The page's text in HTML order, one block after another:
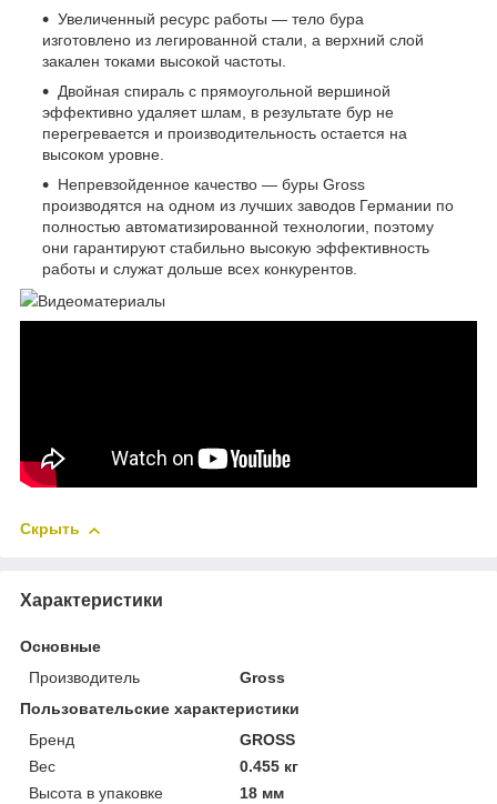
Увеличенный ресурс работы — тело бура
изготовлено из легированной стали, а верхний слой
закален токами высокой частоты.
Двойная спираль с прямоугольной вершиной
эффективно удаляет шлам, в результате бур не
перегревается и производительность остается на
высоком уровне.
Непревзойденное качество — буры Gross
производятся на одном из лучших заводов Германии по
полностью автоматизированной технологии, поэтому
они гарантируют стабильно высокую эффективность
работы и служат дольше всех конкурентов.
Видеоматериалы
Скрыть
Характеристики
Основные
Производитель
Gross
Пользовательские характеристики
Бренд
GROSS
Вес
0.455 кг
Высота в упаковке
18 мм